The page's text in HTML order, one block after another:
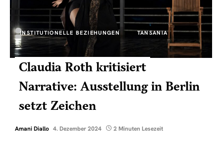
INSTITUTIONELLE BEZIEHUNGEN TANSANIA
Claudia Roth kritisiert
Narrative: Ausstellung in Berlin
setzt Zeichen
Amani Diallo 4. Dezember 2024 2 Minuten Lesezeit